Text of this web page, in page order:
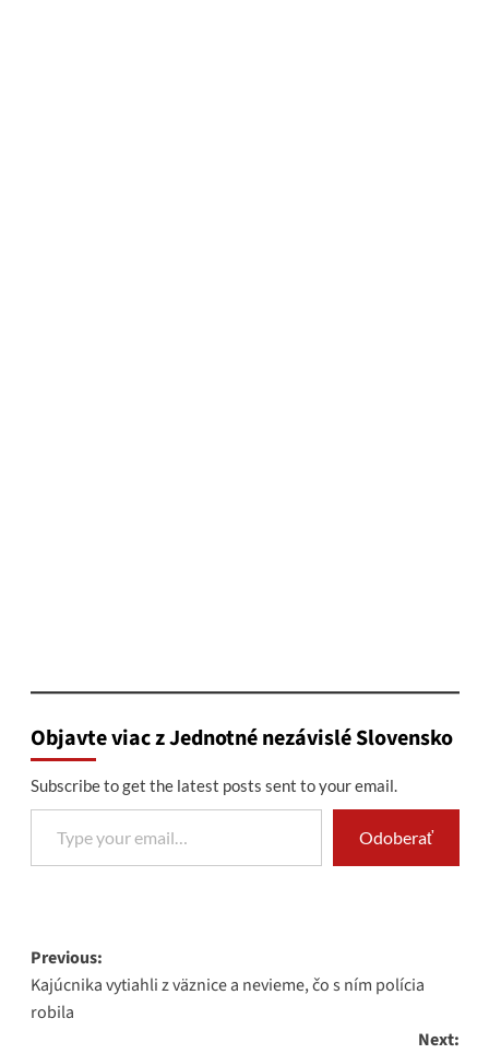
Objavte viac z Jednotné nezávislé Slovensko
Subscribe to get the latest posts sent to your email.
Type your email…
Odoberať
Post
navigation
Previous:
Kajúcnika vytiahli z väznice a nevieme, čo s ním polícia
robila
Next: